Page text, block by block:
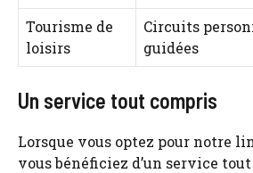
Tourisme de
loisirs
Circuits
guidées
Un service tout compris
Lorsque vous optez pour notre
vous bénéficiez d’un service